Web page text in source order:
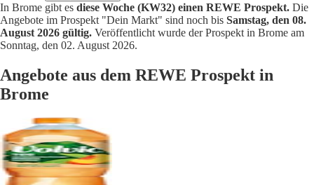
In Brome gibt es diese Woche (KW32) einen REWE Prospekt. Die
Angebote im Prospekt "Dein Markt" sind noch bis Samstag, den 08.
August 2026 gültig. Veröffentlicht wurde der Prospekt in Brome am
Sonntag, den 02. August 2026.
Angebote aus dem REWE Prospekt in
Brome